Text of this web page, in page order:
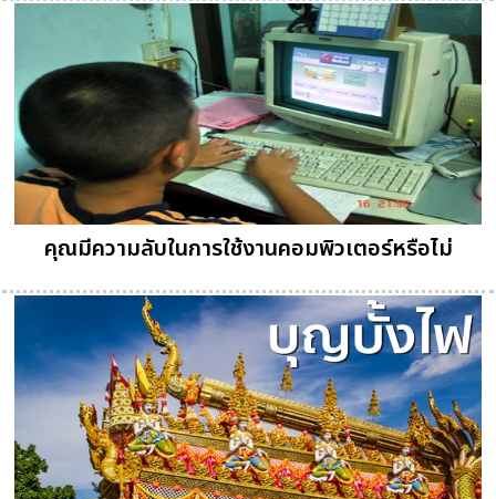
คุณมีความลับในการใช้งานคอมพิวเตอร์หรือไม่